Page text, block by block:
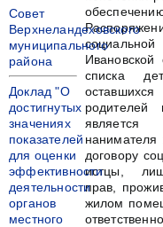
Ивановской
списка
договору
истцы,
прав,
жилом
Совет
Верхнеландеховского
муниципального
района
Доклад "О
достигнутых
значениях
показателей
для оценки
эффективности
деятельности
органов
местного